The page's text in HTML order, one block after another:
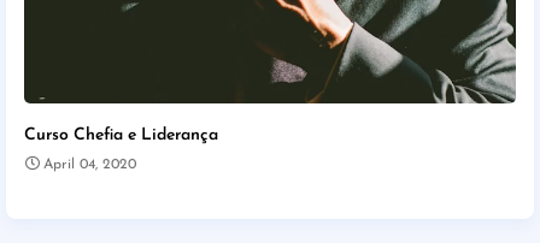
Curso Chefia e Liderança
April 04, 2020